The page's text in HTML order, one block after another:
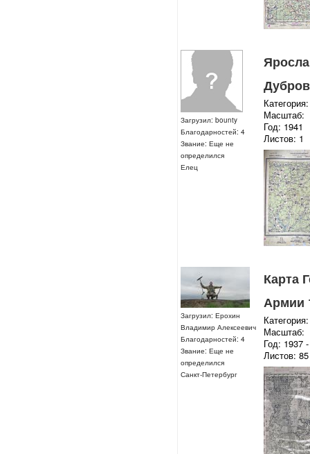
Загрузил: bounty
Благодарностей: 4
Звание: Еще не
определился
Елец
Масштаб:
Год: 1941
Листов: 1
Загрузил: Ерохин
Владимир Алексеевич
Благодарностей: 4
Звание: Еще не
определился
Санкт-Петербург
Карта
Армии
Масштаб:
Год: 1937
Листов: 85